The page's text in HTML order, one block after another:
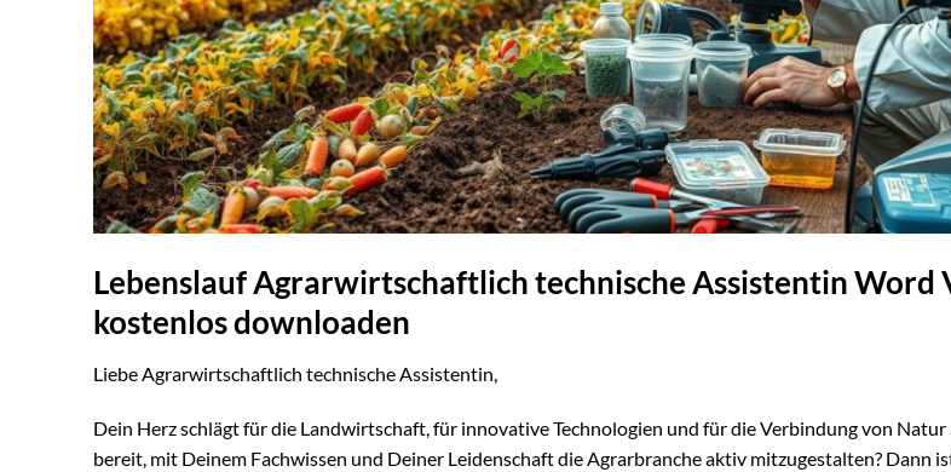
Lebenslauf Agrarwirtschaftlich technische Assistentin Word
kostenlos downloaden
Liebe Agrarwirtschaftlich technische Assistentin,
Dein Herz schlägt für die Landwirtschaft, für innovative Technologien und für die Verbindung von
bereit, mit Deinem Fachwissen und Deiner Leidenschaft die Agrarbranche aktiv mitzugestalten? Dann